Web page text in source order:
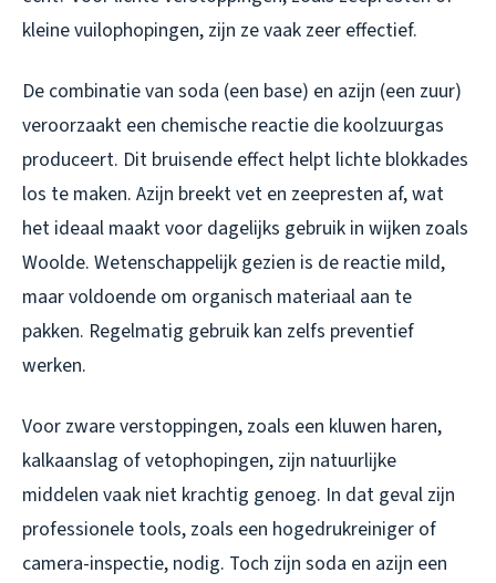
kleine vuilophopingen, zijn ze vaak zeer effectief.
De combinatie van soda (een base) en azijn (een zuur)
veroorzaakt een chemische reactie die koolzuurgas
produceert. Dit bruisende effect helpt lichte blokkades
los te maken. Azijn breekt vet en zeepresten af, wat
het ideaal maakt voor dagelijks gebruik in wijken zoals
Woolde. Wetenschappelijk gezien is de reactie mild,
maar voldoende om organisch materiaal aan te
pakken. Regelmatig gebruik kan zelfs preventief
werken.
Voor zware verstoppingen, zoals een kluwen haren,
kalkaanslag of vetophopingen, zijn natuurlijke
middelen vaak niet krachtig genoeg. In dat geval zijn
professionele tools, zoals een hogedrukreiniger of
camera-inspectie, nodig. Toch zijn soda en azijn een